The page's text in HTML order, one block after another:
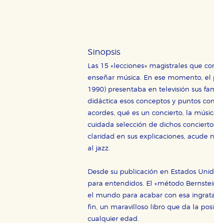
Sinopsis
Las 15 «lecciones» magistrales que
enseñar música. En ese momento,
1990) presentaba en televisión sus
didáctica esos conceptos y puntos
acordes, qué es un concierto, la
cuidada selección de dichos
claridad en sus explicaciones, acude
al jazz.
Desde su publicación en Estados
para entendidos. El «método
el mundo para acabar con esa
fin, un maravilloso libro que da la
cualquier edad.
Estas cookies son
hacerlo desde el
configuraciones de
tanto, es anónima.
Cookies de publicidad y
Estas cookies son
otros sitios. No
Puede consultar nuestra